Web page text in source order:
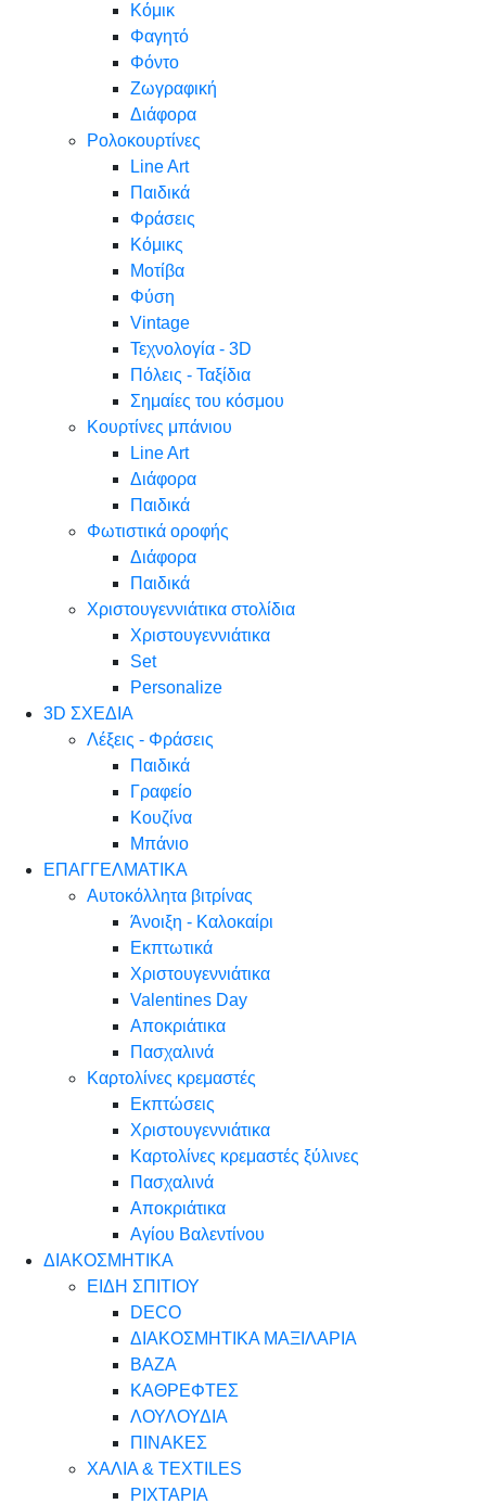
Κόμικ
Φαγητό
Φόντο
Ζωγραφική
Διάφορα
Ρολοκουρτίνες
Line Art
Παιδικά
Φράσεις
Κόμικς
Μοτίβα
Φύση
Vintage
Τεχνολογία - 3D
Πόλεις - Ταξίδια
Σημαίες του κόσμου
Κουρτίνες μπάνιου
Line Art
Διάφορα
Παιδικά
Φωτιστικά οροφής
Διάφορα
Παιδικά
Χριστουγεννιάτικα στολίδια
Χριστουγεννιάτικα
Set
Personalize
3D ΣΧΕΔΙΑ
Λέξεις - Φράσεις
Παιδικά
Γραφείο
Κουζίνα
Μπάνιο
ΕΠΑΓΓΕΛΜΑΤΙΚΑ
Αυτοκόλλητα βιτρίνας
Άνοιξη - Καλοκαίρι
Εκπτωτικά
Χριστουγεννιάτικα
Valentines Day
Αποκριάτικα
Πασχαλινά
Καρτολίνες κρεμαστές
Εκπτώσεις
Χριστουγεννιάτικα
Καρτολίνες κρεμαστές ξύλινες
Πασχαλινά
Αποκριάτικα
Αγίου Βαλεντίνου
ΔΙΑΚΟΣΜΗΤΙΚΑ
ΕΙΔΗ ΣΠΙΤΙΟΥ
DECO
ΔΙΑΚΟΣΜΗΤΙΚΑ ΜΑΞΙΛΑΡΙΑ
ΒΑΖΑ
ΚΑΘΡΕΦΤΕΣ
ΛΟΥΛΟΥΔΙΑ
ΠΙΝΑΚΕΣ
ΧΑΛΙΑ & TEXTILES
ΡΙΧΤΑΡΙΑ